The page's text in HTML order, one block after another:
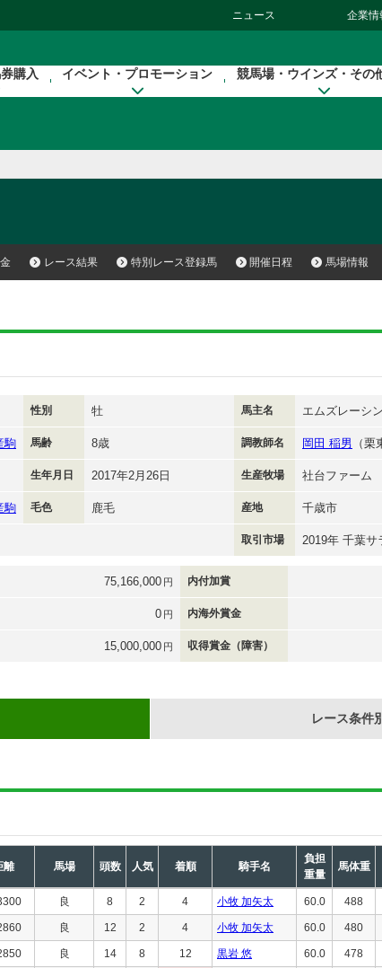
ニュース 企業情
購入 イベント・プロモーション 競馬場・ウインズ・その
レース結果 特別レース登録馬 開催日程 馬場情報
性別 牡 馬主名 エムズレーシ
駒 馬齢 8歳 調教師名 岡田 稲男 （栗
生年月日 2017年2月26日 生産牧場 社台ファーム
駒 毛色 鹿毛 産地 千歳市
取引市場 2019年 千葉サ
75,166,000 円 内付加賞
0 円 内海外賞金
15,000,000 円 収得賞金（障害）
レース条件
離 馬場 頭数 人気 着順 騎手名
負担
重量
馬体重
良 8 2 4 小牧 加矢太 60.0 488
良 12 2 4 小牧 加矢太 60.0 480
良 14 8 12 黒岩 悠 60.0 478